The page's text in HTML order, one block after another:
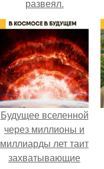
развеял.
Будущее вселенной
через миллионы и
миллиарды лет таит
захватывающие